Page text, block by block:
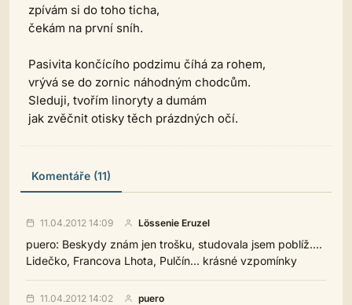
zpívám si do toho ticha,
čekám na první sníh.
Pasivita končícího podzimu číhá za rohem,
vrývá se do zornic náhodným chodcům.
Sleduji, tvořím linoryty a dumám
jak zvěčnit otisky těch prázdných očí.
Komentáře (11)
11.04.2012 14:09 Lössenie Eruzel
puero: Beskydy znám jen trošku, studovala jsem poblíž....
Lidečko, Francova Lhota, Pulčín... krásné vzpomínky
11.04.2012 14:02 puero